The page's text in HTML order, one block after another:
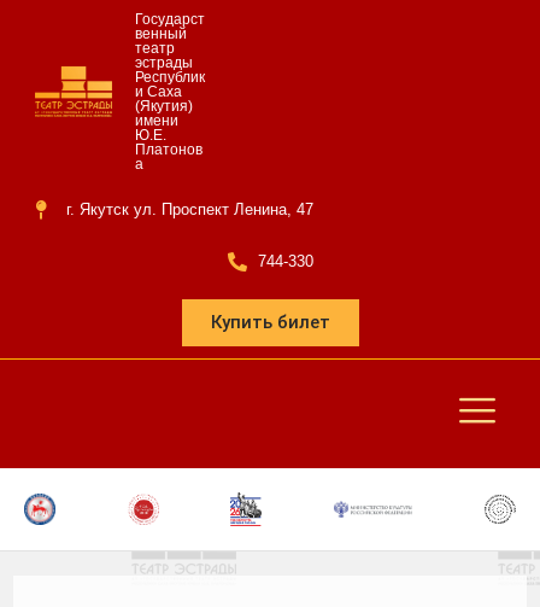
Государст
венный
театр
эстрады
Республик
и Саха
(Якутия)
имени
Ю.Е.
Платонов
а
г. Якутск ул. Проспект Ленина, 47
744-330
Купить билет